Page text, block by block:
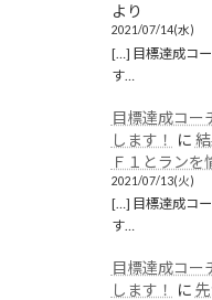
より
2021/07/14(水)
[…] 目標達成コ
す…
目標達成コ
します！
に
Ｆ１とランを
2021/07/13(火)
[…] 目標達成コ
す…
目標達成コ
します！
に